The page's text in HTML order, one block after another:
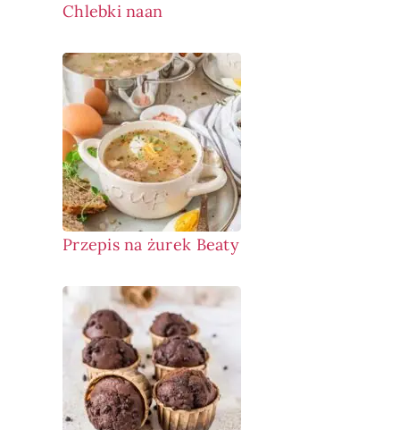
Chlebki naan
Przepis na żurek Beaty